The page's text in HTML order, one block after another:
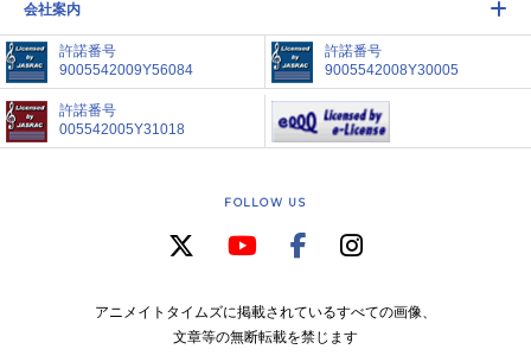
会社案内
許諾番号
9005542009Y56084
許諾番号
9005542008Y30005
許諾番号
005542005Y31018
FOLLOW US
アニメイトタイムズに掲載されているすべての画像、
文章等の無断転載を禁じます